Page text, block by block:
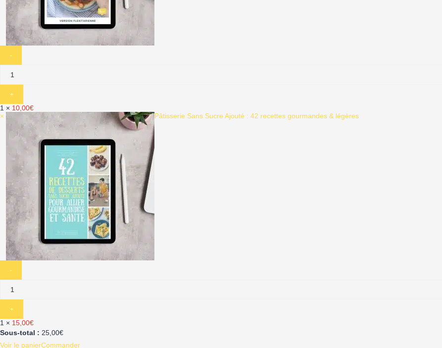
1 × 10,00€
×
Pâtisserie Sans Sucre Ajouté : 42 recettes gourmandes & légères
1 × 15,00€
Sous-total : 25,00€
Voir le panierCommander